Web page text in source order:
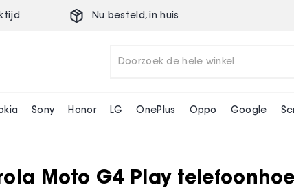
Nu besteld,in huis
Sony Honor LG OnePlus Oppo Google
Moto G4 Play